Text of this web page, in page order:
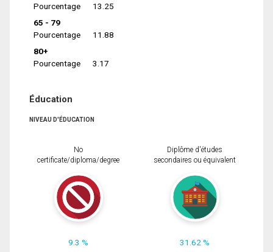
Pourcentage
13.25
65 - 79
Pourcentage
11.88
80+
Pourcentage
3.17
Éducation
NIVEAU D'ÉDUCATION
No
certificate/diploma/degree
9.3 %
Diplôme d'études
secondaires ou équivalent
31.62 %